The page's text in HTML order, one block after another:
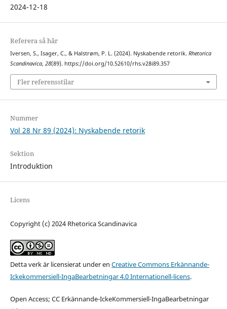
2024-12-18
Referera så här
Iversen, S., Isager, C., & Halstrøm, P. L. (2024). Nyskabende retorik. Rhetorica
Scandinavica, 28(89). https://doi.org/10.52610/rhs.v28i89.357
Fler referensstilar
Nummer
Vol 28 Nr 89 (2024): Nyskabende retorik
Sektion
Introduktion
Licens
Copyright (c) 2024 Rhetorica Scandinavica
Detta verk är licensierat under en Creative Commons Erkännande-
Ickekommersiell-IngaBearbetningar 4.0 Internationell-licens.
Open Access; CC Erkännande-IckeKommersiell-IngaBearbetningar